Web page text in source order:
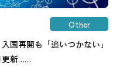
Other
国再開も「追いつかない」
更新……